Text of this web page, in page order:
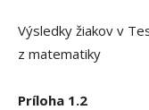
Výsledky žiakov v
z matematiky
Príloha 1.2